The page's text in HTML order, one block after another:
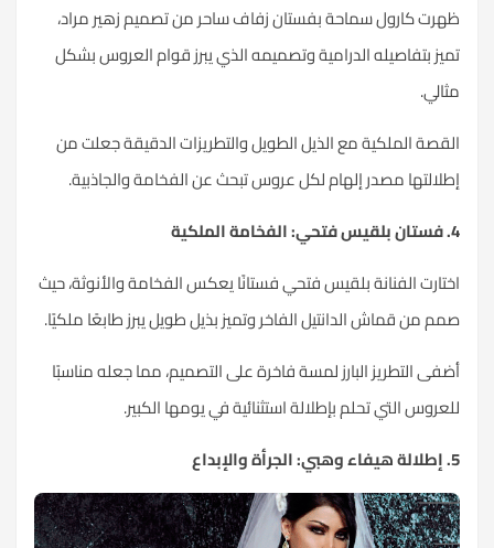
ظهرت كارول سماحة بفستان زفاف ساحر من تصميم زهير مراد،
تميز بتفاصيله الدرامية وتصميمه الذي يبرز قوام العروس بشكل
مثالي.
القصة الملكية مع الذيل الطويل والتطريزات الدقيقة جعلت من
إطلالتها مصدر إلهام لكل عروس تبحث عن الفخامة والجاذبية.
4. فستان بلقيس فتحي: الفخامة الملكية
اختارت الفنانة بلقيس فتحي فستانًا يعكسالفخامةوالأنوثة، حيث
صمم من قماش الدانتيل الفاخر وتميز بذيل طويل يبرز طابعًا ملكيًا.
أضفى التطريز البارز لمسة فاخرة على التصميم، مما جعله مناسبًا
للعروس التي تحلم بإطلالة استثنائية في يومها الكبير.
5. إطلالة هيفاء وهبي: الجرأة والإبداع